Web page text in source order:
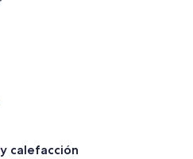
calefacción